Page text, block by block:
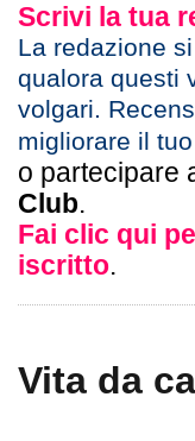
Scrivi la tua
La redazione
qualora questi
volgari.
migliorare il
o partecipare
Club.
Fai clic qui
iscritto.
Vita da